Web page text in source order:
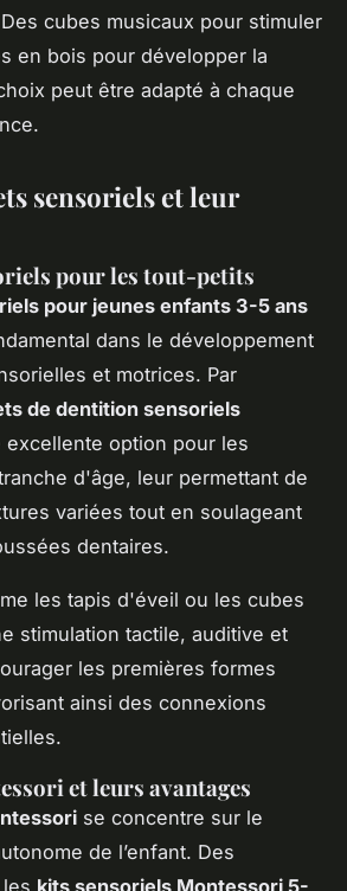
cubes musicaux pour stimuler
en bois pour développer la
peut être adapté à chaque
sensoriels et leur
pour les tout-petits
pour jeunes enfants 3-5 ans
dans le développement
et motrices. Par
de dentition sensoriels
option pour les
d'âge, leur permettant de
variées tout en soulageant
dentaires.
les tapis d'éveil ou les cubes
stimulation tactile, auditive et
les premières formes
ainsi des connexions
et leurs avantages
se concentre sur le
de l’enfant. Des
kits sensoriels Montessori 5-